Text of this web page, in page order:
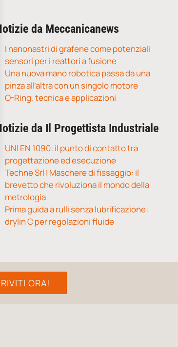
da Meccanicanews
I nanonastri di grafene come potenziali
sensori per i reattori a fusione
Una nuova mano robotica passa da una
pinza all’altra con un singolo motore
O-Ring, tecnica e applicazioni
da Il Progettista Industriale
UNI EN 1090: il punto di contatto tra
progettazione ed esecuzione
Techne Srl | Maschere di fissaggio: il
brevetto che rivoluziona il mondo della
metrologia
Prima guida a rulli senza lubrificazione:
drylin C per regolazioni fluide
ORA!